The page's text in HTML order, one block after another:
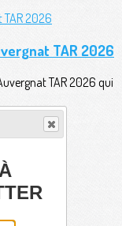
TAR 2026
TAR 2026 qui